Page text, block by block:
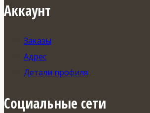
Аккаунт
Заказы
Адрес
Детали профиля
Социальные сети